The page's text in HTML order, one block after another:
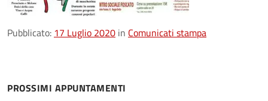
Pubblicato: 17 Luglio 2020 in Comunicati stampa
PROSSIMI APPUNTAMENTI